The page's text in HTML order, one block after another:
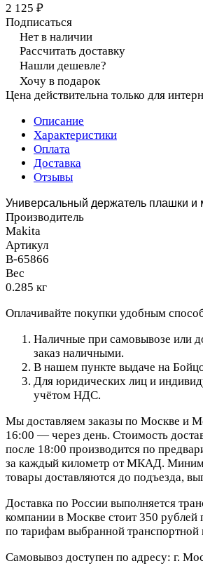
2 125 ₽
Подписаться
Нет в наличии
Рассчитать доставку
Нашли дешевле?
Хочу в подарок
Цена действительна только для
Описание
Характеристики
Оплата
Доставка
Отзывы
Универсальный держатель плашки и
Производитель
Makita
Артикул
B-65866
Вес
0.285 кг
Оплачивайте покупки удобным
Наличные при самовывозе или
заказ наличными.
В нашем пункте выдаче на
Для юридических лиц и
учётом НДС.
Мы доставляем заказы по Москве и
16:00 — через день. Стоимость
после 18:00 производится по
за каждый километр от МКАД.
товары доставляются до подъезда,
Доставка по России выполняется
компании в Москве стоит 350 рублей
по тарифам выбранной транспортной
Самовывоз доступен по адресу: г.